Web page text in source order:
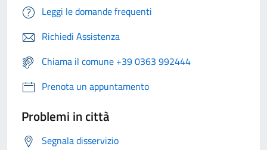
Leggi le domande frequenti
Richiedi Assistenza
Chiama il comune +39 0363 992444
Prenota un appuntamento
Problemi in città
Segnala disservizio